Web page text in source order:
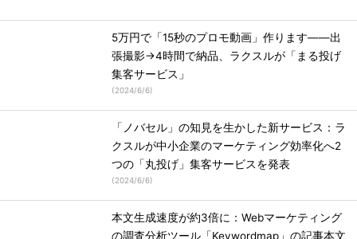
5万円で「15秒のプロモ動画」作ります――出
張撮影→4時間で納品、ラクスルが「まる投げ
集客サービス」
(2024/6/6)
「ノバセル」の知見を生かした新サービス：ラ
クスルが中小企業のマーケティング効率化へ2
つの「丸投げ」集客サービスを発表
(2024/6/6)
本文生成速度が約3倍に：Webマーケティング
の調査分析ツール「Keywordmap」の記事本文